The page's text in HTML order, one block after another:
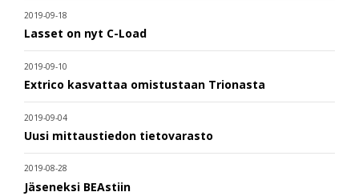
2019-09-18
Lasset on nyt C-Load
2019-09-10
Extrico kasvattaa omistustaan Trionasta
2019-09-04
Uusi mittaustiedon tietovarasto
2019-08-28
Jäseneksi BEAstiin